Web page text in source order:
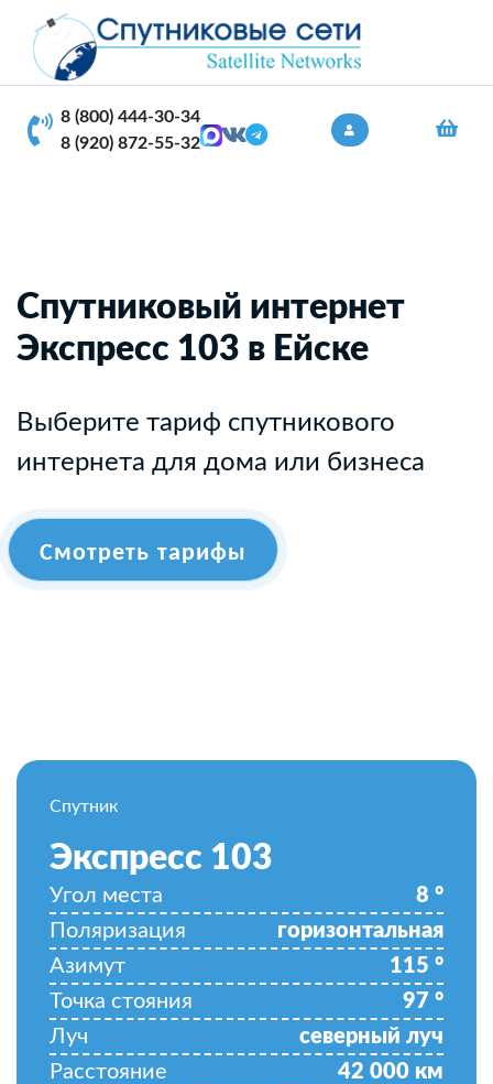
8 (800) 444-30-34
8 (920) 872-55-32
Спутниковый интернет
Экспресс 103 в Ейске
Выберите тариф спутникового
интернета для дома или бизнеса
Смотреть тарифы
Спутник
Экспресс 103
Угол места 8 °
Поляризация
горизонтальная
Азимут
115 °
Точка стояния
97 °
Луч
северный луч
Расстояние
42 000 км